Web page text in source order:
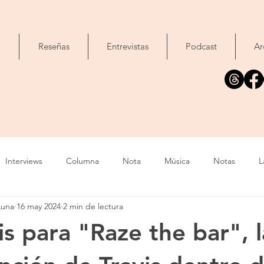
Reseñas Entrevistas Podcast
Interviews Columna Nota Música Notas
Cine Foto Exposición
Evento Cómic Canción Fallecimiento
para "Raze the bar",
16 may 2024 2 min de lectura